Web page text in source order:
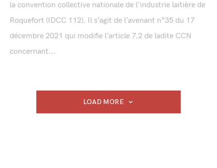
la convention collective nationale de l’industrie laitière de
Roquefort (IDCC 112). Il s’agit de l’avenant n°35 du 17
décembre 2021 qui modifie l’article 7.2 de ladite CCN
concernant...
LOAD MORE